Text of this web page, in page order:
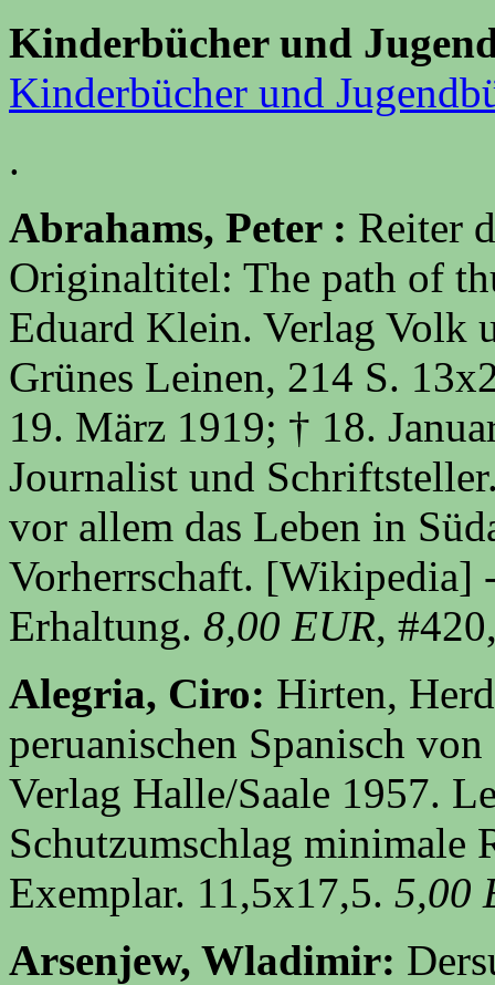
Kinderbücher und
Kinderbücher und
.
Abrahams, Peter : Reiter
Originaltitel: The path of
Eduard Klein. Verlag Volk
Grünes Leinen, 214 S.
19. März 1919; † 18.
Journalist und
vor allem das Leben in
Vorherrschaft. [Wikipedia]
Erhaltung. 8,00 EUR,
Alegria, Ciro: Hirten,
peruanischen Spanisch
Verlag Halle/Saale 1957.
Schutzumschlag minimale
Exemplar. 11,5x17,5. 5,00
Arsenjew, Wladimir: